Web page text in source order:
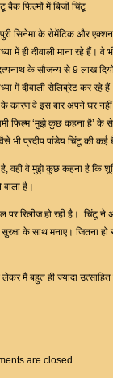
बैक फिल्मों में बिजी चिंटू
सिनेमा के रोमेंटिक और
में ही दीवाली माना रहे हैं। वे
के सौजन्य से 9 लाख
में दीवाली सेलिब्रेट कर रहे
के कारण वे इस बार अपने घर नहीं
फिल्म ‘मुझे कुछ कहना है’ के सेट
भी प्रदीप पांडेय चिंटू की
है, वही वे मुझे कुछ कहना है कि
है।
रिलीज हो रही है। चिंटू ने
सुरक्षा के साथ मनाए।
मैं बहुत ही ज्यादा उत्साहित
are closed.